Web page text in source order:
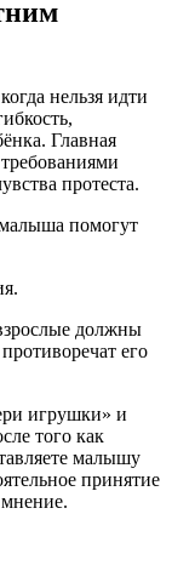
нельзя идти
Главная
требованиями
протеста.
помогут
должны
его
игрушки» и
того как
малышу
принятие